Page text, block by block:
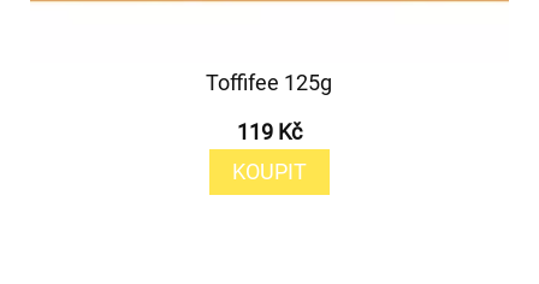
Toffifee 125g
119 Kč
KOUPIT